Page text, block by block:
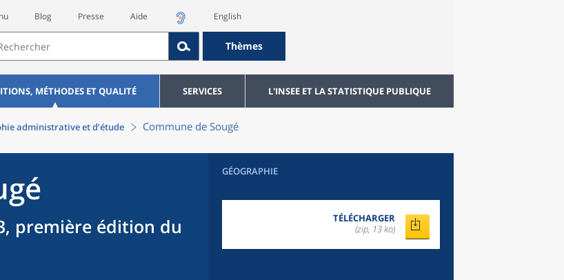
Blog Presse Aide English
Thèmes
MÉTHODES ET QUALITÉ SERVICES L'INSEE ET LA STATISTIQUE PUBLIQUE
administrative et d’étude Commune de Sougé
première édition du
GÉOGRAPHIE
TÉLÉCHARGER
(zip, 13 ko)